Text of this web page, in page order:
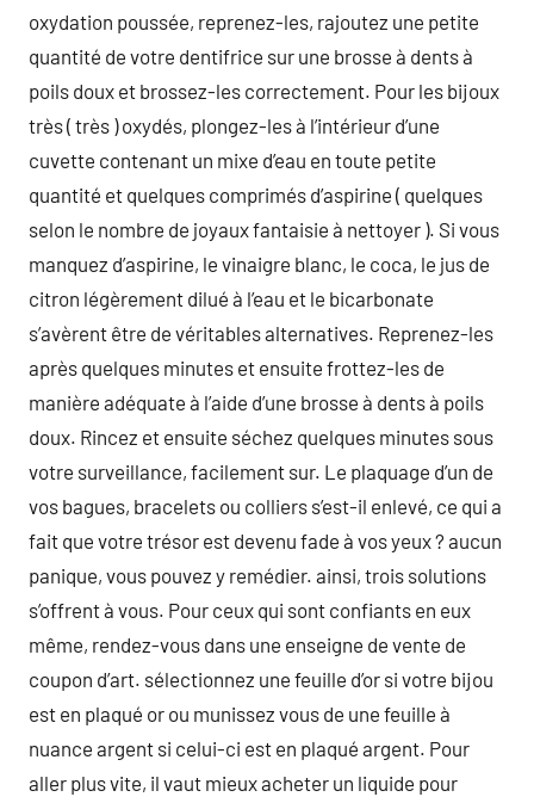
oxydation poussée, reprenez-les, rajoutez une petite
quantité de votre dentifrice sur une brosse à dents à
poils doux et brossez-les correctement. Pour les bijoux
très ( très ) oxydés, plongez-les à l’intérieur d’une
cuvette contenant un mixe d’eau en toute petite
quantité et quelques comprimés d’aspirine ( quelques
selon le nombre de joyaux fantaisie à nettoyer ). Si vous
manquez d’aspirine, le vinaigre blanc, le coca, le jus de
citron légèrement dilué à l’eau et le bicarbonate
s’avèrent être de véritables alternatives. Reprenez-les
après quelques minutes et ensuite frottez-les de
manière adéquate à l’aide d’une brosse à dents à poils
doux. Rincez et ensuite séchez quelques minutes sous
votre surveillance, facilement sur. Le plaquage d’un de
vos bagues, bracelets ou colliers s’est-il enlevé, ce qui a
fait que votre trésor est devenu fade à vos yeux ? aucun
panique, vous pouvez y remédier. ainsi, trois solutions
s’offrent à vous. Pour ceux qui sont confiants en eux
même, rendez-vous dans une enseigne de vente de
coupon d’art. sélectionnez une feuille d’or si votre bijou
est en plaqué or ou munissez vous de une feuille à
nuance argent si celui-ci est en plaqué argent. Pour
aller plus vite, il vaut mieux acheter un liquide pour